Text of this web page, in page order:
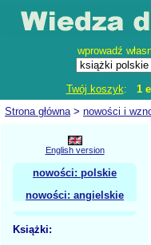
wprowadź
Twój koszyk: 1
Strona główna> nowości i
English version
nowości: polskie
nowości: angielskie
Książki: